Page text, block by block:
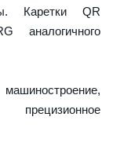
Каретки QR
аналогичного
прецизионное